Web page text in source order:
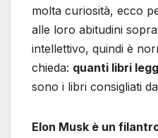
molta curiosità, ecco
alle loro abitudini
intellettivo, quindi è
chieda: quanti libri
sono i libri consigliati
Elon Musk è un